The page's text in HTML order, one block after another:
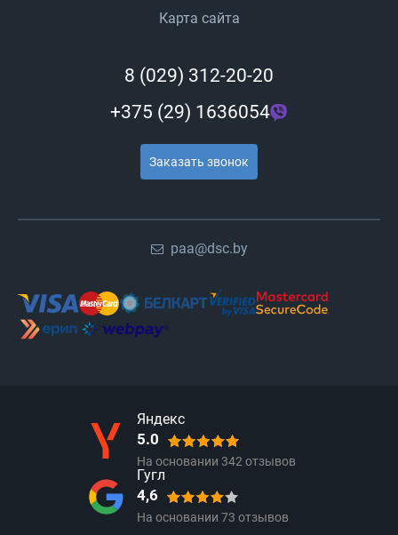
Карта сайта
8 (029) 312-20-20
+375 (29) 1636054
Заказать звонок
paa@dsc.by
Яндекс
5.0
На основании 342отзывов
Гугл
4,6
На основании 73 отзывов